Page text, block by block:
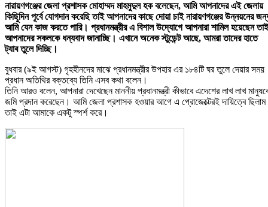
নারায়ণগঞ্জের জেলা প্রশাসক মোহাম্মদ মাহমুদুল হক বলেছেন, আমি আপনাদের এই জেলায়
কিছিুদিন পূর্বে যোগদান করেছি তাই আপনাদের কাছে দোয়া চাই নারায়ণগঞ্জের উন্নয়নের
আমি যেন কাজ করতে পারি। প্রধানমন্ত্রীর এ বিশাল উদ্যোগে আপনারা শামিল হয়েছেন তাই
আপনাদের সকলকে ধন্যবাদ জানাচ্ছি। এখানে অনেক স্টুডেন্ট আছে, আমরা তাদের হাতে
ট্যাব তুলে দিচ্ছি।
বুধবার (৯ই আগস্ট) গৃহহীনদের মাঝে প্রধানমন্ত্রীর উপহার এর ১৮৪টি ঘর তুলে দেয়ার সময়
প্রধান অতিথির বক্তব্যে তিনি এসব কথা বলেন।
তিনি আরও বলেন, আপনারা দেখেছেন মাননীয় প্রধানমন্ত্রী কীভাবে এদেশের লাখ লাখ
জমি প্রদান করেছেন। আমি জেলা প্রশাসক হওয়ার আগে এ প্রোজেক্টেরই দায়িত্বে
তাই এটা আমাকে একটু স্পর্শ করে।